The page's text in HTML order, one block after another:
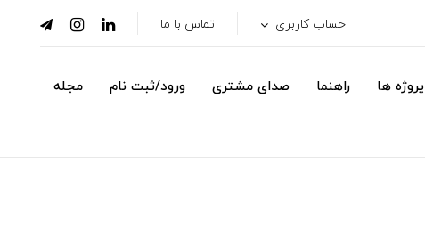
حساب کاربری تماس با ما
پروژه ها راهنما صدای مشتری ورود/ثبت نام مجله